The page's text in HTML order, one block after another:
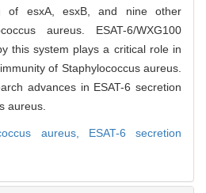
of esxA, esxB, and nine other
aureus. ESAT-6/WXG100
this system plays a critical role in
of Staphylococcus aureus.
advances in ESAT-6 secretion
aureus.
aureus, ESAT-6 secretion